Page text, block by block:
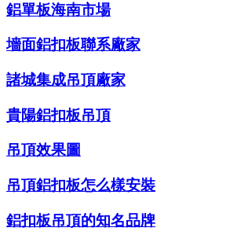
鋁單板海南市場
墻面鋁扣板聯系廠家
諸城集成吊頂廠家
貴陽鋁扣板吊頂
吊頂效果圖
吊頂鋁扣板怎么樣安裝
鋁扣板吊頂的知名品牌